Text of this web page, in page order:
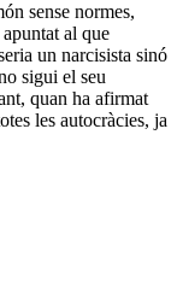
sense normes,
al que
un narcisista sinó
sigui el seu
quan ha afirmat
les autocràcies, ja